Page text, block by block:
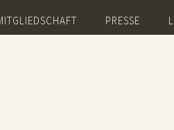
PRESSE